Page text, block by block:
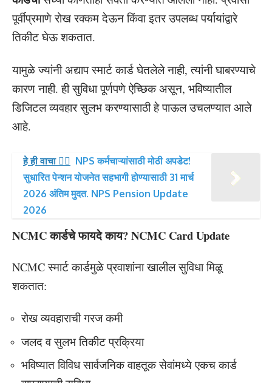
पूर्वीप्रमाणे रोख रक्कम देऊन किंवा इतर उपलब्ध पर्यायांद्वारे
तिकीट घेऊ शकतात.
यामुळे ज्यांनी अद्याप स्मार्ट कार्ड घेतलेले नाही, त्यांनी घाबरण्याचे
कारण नाही. ही सुविधा पूर्णपणे ऐच्छिक असून, भविष्यातील
डिजिटल व्यवहार सुलभ करण्यासाठी हे पाऊल उचलण्यात आले
आहे.
हे ही वाचा 👉🏻 NPS कर्मचाऱ्यांसाठी मोठी अपडेट!
सुधारित पेन्शन योजनेत सहभागी होण्यासाठी 31 मार्च
2026 अंतिम मुदत. NPS Pension Update
2026
NCMC कार्डचे फायदे काय? NCMC Card Update
NCMC स्मार्ट कार्डमुळे प्रवाशांना खालील सुविधा मिळू
शकतात:
रोख व्यवहाराची गरज कमी
जलद व सुलभ तिकीट प्रक्रिया
भविष्यात विविध सार्वजनिक वाहतूक सेवांमध्ये एकच कार्ड